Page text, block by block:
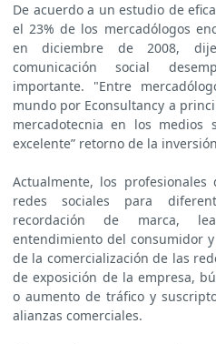
De acuerdo a un estudio de
el 23% de los mercadólogos
en diciembre de 2008,
comunicación social
importante. "Entre
mundo por Econsultancy a
mercadotecnia en los medios
excelente” retorno de la
Actualmente, los
redes sociales para
recordación de marca,
entendimiento del consumidor
de la comercialización de las
de exposición de la empresa,
o aumento de tráfico y
alianzas comerciales.